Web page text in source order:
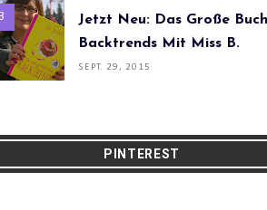
Jetzt Neu: Das Große
Backtrends Mit Miss B.
SEPT. 29, 2015
PINTEREST